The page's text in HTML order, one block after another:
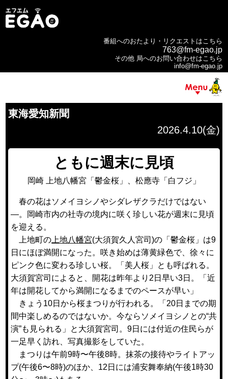
番組へのおたより・リクエストはこちら
763@fm-egao.jp
その他 局へのお問い合わせはこちら
info@fm-egao.jp
東海愛知新聞
2026.4.10(金)
ともに週末に見頃
岡崎 上地八幡宮「鬱金桜」、松應寺「白フジ」
春の花はソメイヨシノやシダレザクラだけではない
―。岡崎市内の社寺の境内に咲く珍しい花が週末に見頃
を迎える。
上地町の 上地八幡宮(大須賀久人宮司)の「鬱金桜」は9
日にほぼ満開になった。咲き始めは薄黄緑色で、徐々に
ピンク色に変わる珍しい桜。「美人桜」とも呼ばれる。
大須賀宮司によると、開花は昨年より2日早い3日。「近
年は開花してから満開になるまでのペースが早い」
きょう10日から桜まつりが行われる。「20日までの期
間中楽しめるのではないか。今ならソメイヨシノとの“共
演”も見られる」と大須賀宮司。9日には付近の住民らが
一足早く訪れ、写真撮影をしていた。
まつりは午前9時〜午後8時。抹茶の接待やライトアッ
プ(午後6〜8時)のほか、12日には浦安舞奉納(午後1時30